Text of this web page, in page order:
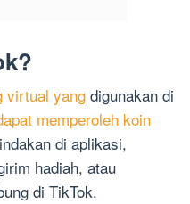
virtual yang digunakan di
memperoleh koin
di aplikasi,
hadiah, atau
di TikTok.